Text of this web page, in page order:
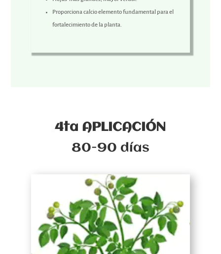
Proporciona calcio elemento fundamental para el
fortalecimiento de la planta.
4ta APLICACIÓN
80-90 días